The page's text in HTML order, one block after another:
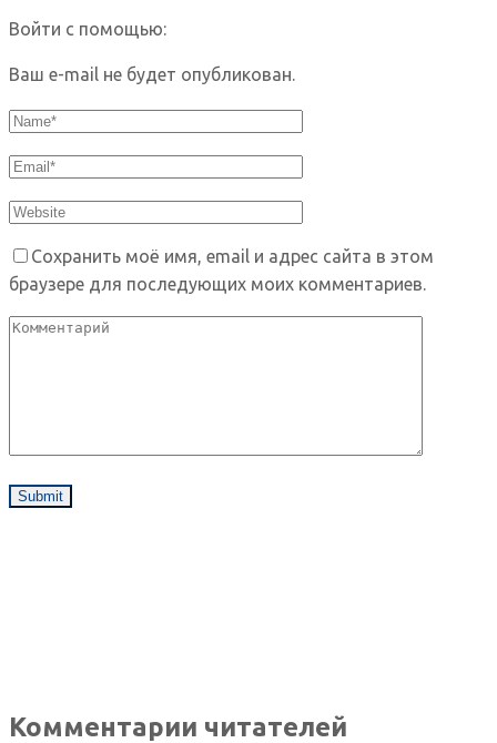
Войти с помощью:
Ваш e-mail не будет опубликован.
Сохранить моё имя, email и адрес сайта в этом
браузере для последующих моих комментариев.
Комментарии читателей